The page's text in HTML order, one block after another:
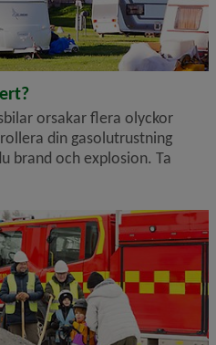
orsakar flera olyckor
din gasolutrustning
brand och explosion. Ta
Tomtebogård tog det symboliska